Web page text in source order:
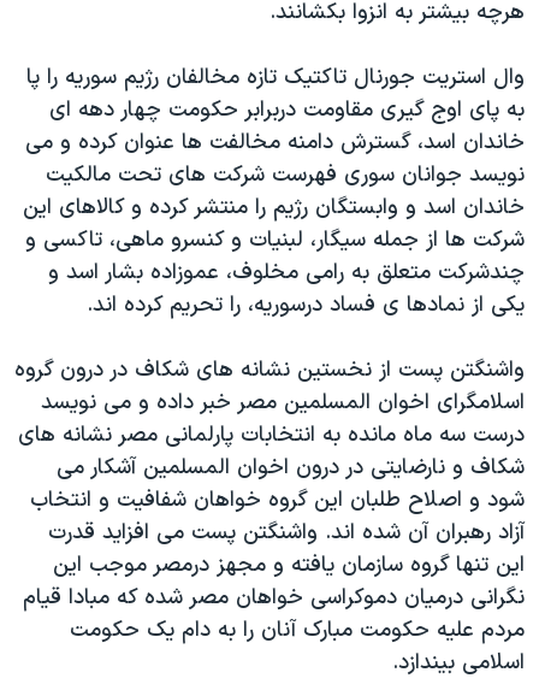
هرچه بيشتر به انزوا بکشانند.
وال استريت جورنال تاکتيک تازه مخالفان رژيم سوريه را پا
به پای اوج گيری مقاومت دربرابر حکومت چهار دهه ای
خاندان اسد، گسترش دامنه مخالفت ها عنوان کرده و می
نويسد جوانان سوری فهرست شرکت های تحت مالکيت
خاندان اسد و وابستگان رژيم را منتشر کرده و کالاهای اين
شرکت ها از جمله سيگار، لبنيات و کنسرو ماهی، تاکسی و
چندشرکت متعلق به رامی مخلوف، عموزاده بشار اسد و
يکی از نمادها ی فساد درسوريه، را تحريم کرده اند.
واشنگتن پست از نخستين نشانه های شکاف در درون گروه
اسلامگرای اخوان المسلمين مصر خبر داده و می نويسد
درست سه ماه مانده به انتخابات پارلمانی مصر نشانه های
شکاف و نارضايتی در درون اخوان المسلمين آشکار می
شود و اصلاح طلبان اين گروه خواهان شفافيت و انتخاب
آزاد رهبران آن شده اند. واشنگتن پست می افزايد قدرت
اين تنها گروه سازمان يافته و مجهز درمصر موجب اين
نگرانی درميان دموکراسی خواهان مصر شده که مبادا قيام
مردم عليه حکومت مبارک آنان را به دام يک حکومت
اسلامی بيندازد.